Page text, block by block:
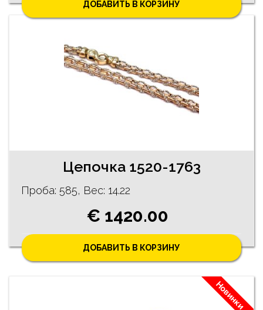
ДОБАВИТЬ В КОРЗИНУ
Цепочка 1520-1763
Проба: 585, Bес: 14.22
€ 1420.00
ДОБАВИТЬ В КОРЗИНУ
Новинки